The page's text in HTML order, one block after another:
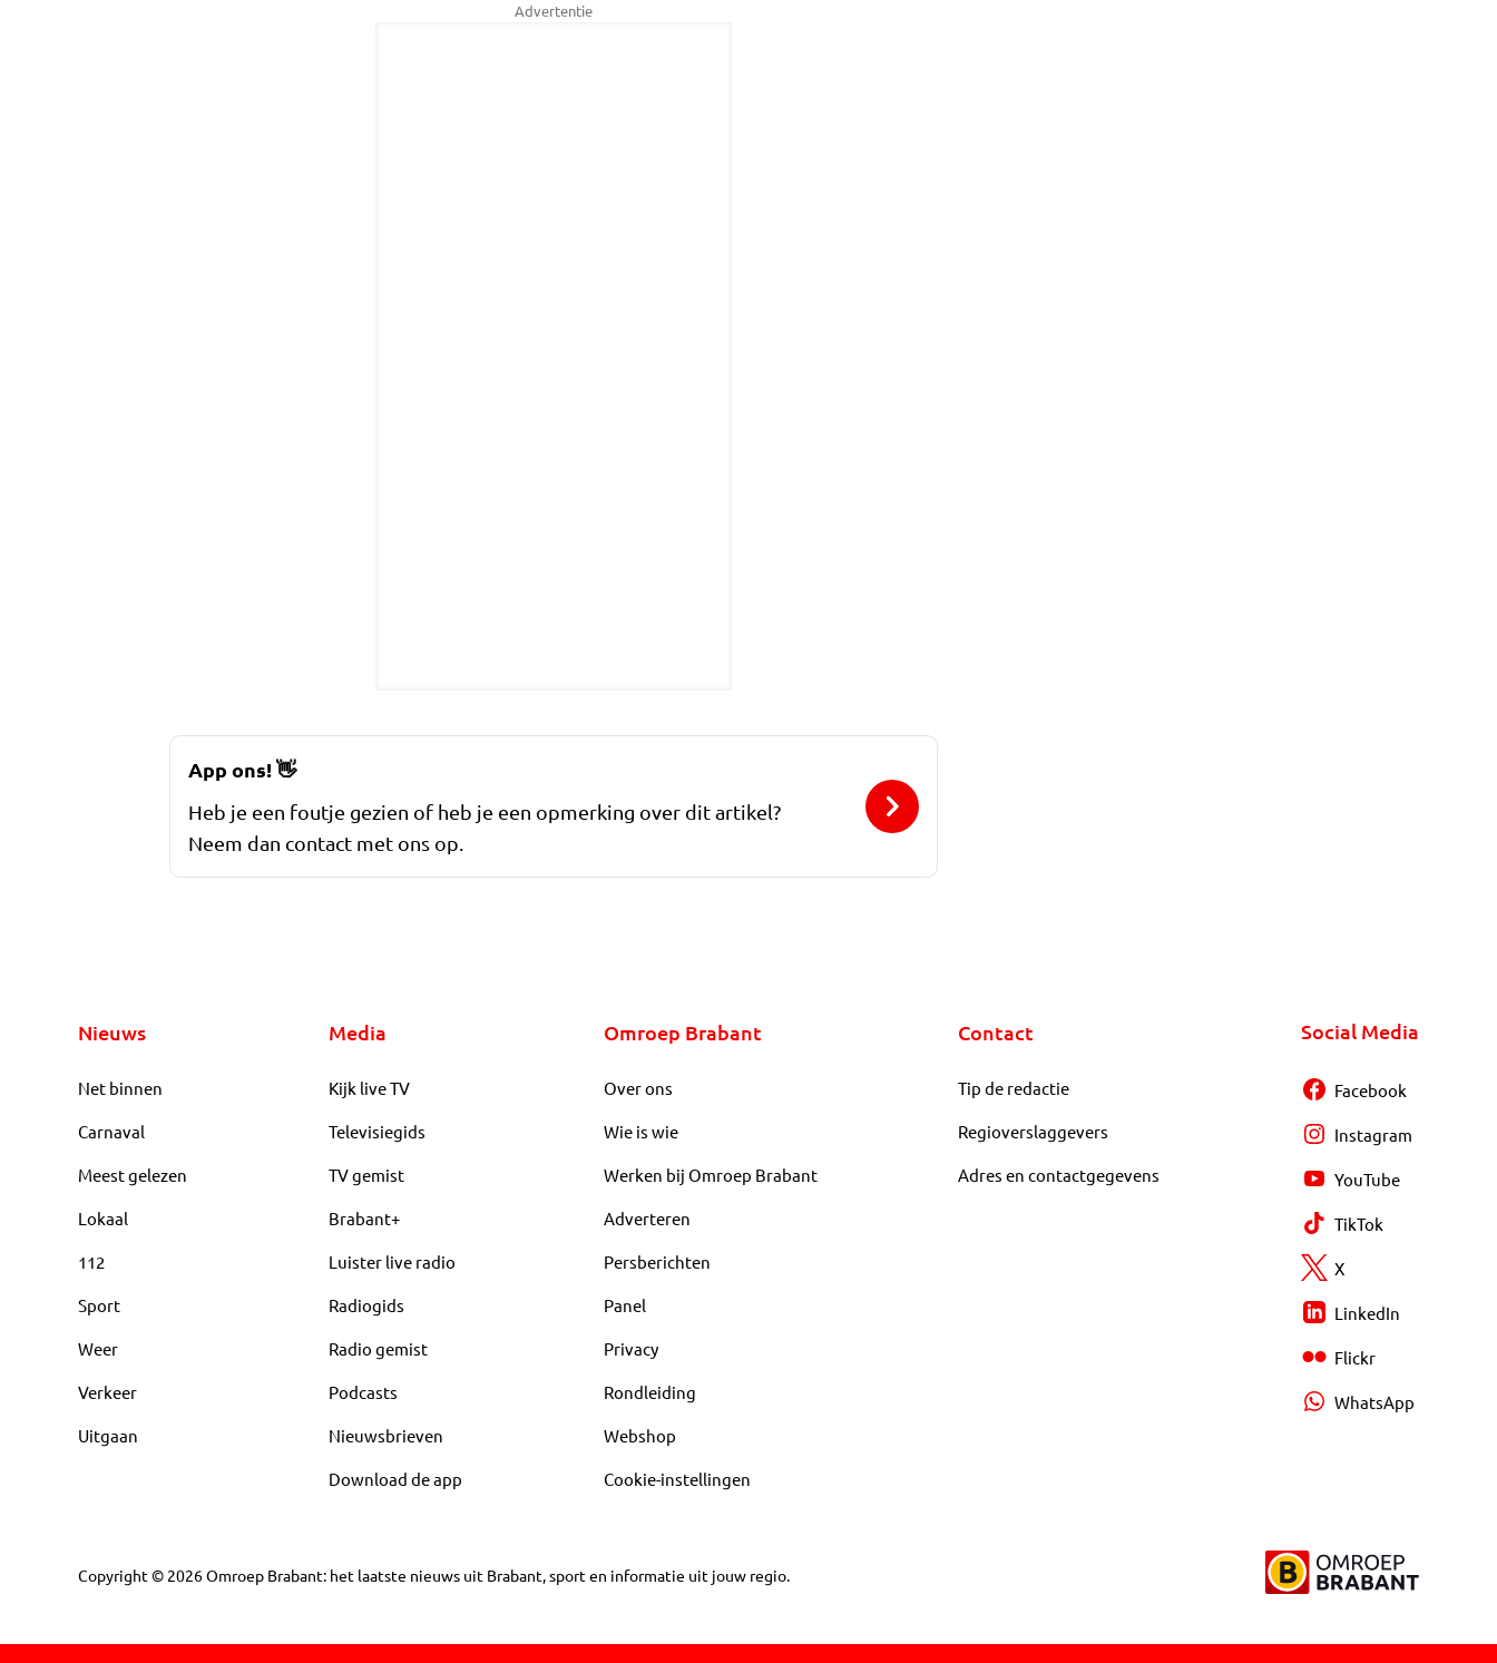
Advertentie
App ons!👋
Heb je een foutje gezien of heb je een opmerking over dit artikel?
Neem dan contact met ons op.
Nieuws
Net binnen
Carnaval
Meest gelezen
Lokaal
112
Sport
Weer
Verkeer
Uitgaan
Media
Kijk live TV
Televisiegids
TV gemist
Brabant+
Luister live radio
Radiogids
Radio gemist
Podcasts
Nieuwsbrieven
Download de app
Omroep Brabant
Over ons
Wie is wie
Werken bij Omroep Brabant
Adverteren
Persberichten
Panel
Privacy
Rondleiding
Webshop
Cookie-instellingen
Contact
Tip de redactie
Regioverslaggevers
Adres en contactgegevens
Social Media
Facebook
Instagram
YouTube
TikTok
X
LinkedIn
Flickr
WhatsApp
Copyright © 2026Omroep Brabant: het laatste nieuws uit Brabant, sport en informatie uit jouw regio.